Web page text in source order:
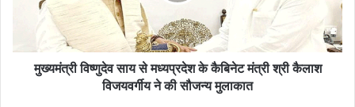
मुख्यमंत्री विष्णुदेव साय से मध्यप्रदेश के कैबिनेट मंत्री श्री कैलाश
विजयवर्गीय ने की सौजन्य मुलाकात